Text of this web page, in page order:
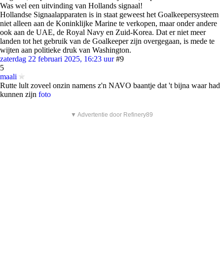
Was wel een uitvinding van Hollands signaal!
Hollandse Signaalapparaten is in staat geweest het Goalkeepersysteem
niet alleen aan de Koninklijke Marine te verkopen, maar onder andere
ook aan de UAE, de Royal Navy en Zuid-Korea. Dat er niet meer
landen tot het gebruik van de Goalkeeper zijn overgegaan, is mede te
wijten aan politieke druk van Washington.
zaterdag 22 februari 2025, 16:23 uur #9
5
maali
Rutte lult zoveel onzin namens z'n NAVO baantje dat 't bijna waar had
kunnen zijn foto
▼ Advertentie door Refinery89